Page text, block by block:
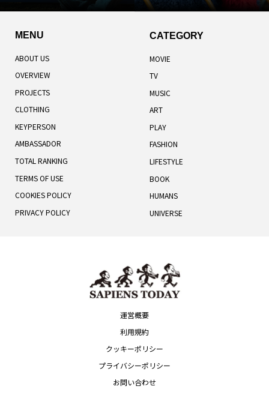
MENU
ABOUT US
OVERVIEW
PROJECTS
CLOTHING
KEYPERSON
AMBASSADOR
TOTAL RANKING
TERMS OF USE
COOKIES POLICY
PRIVACY POLICY
CATEGORY
MOVIE
TV
MUSIC
ART
PLAY
FASHION
LIFESTYLE
BOOK
HUMANS
UNIVERSE
運営概要
利用規約
クッキーポリシー
プライバシーポリシー
お問い合わせ